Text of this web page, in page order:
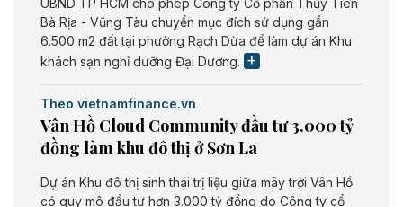
Bà Rịa - Vũng Tàu chuyển mục đích sử dụng gần
6.500 m2 đất tại phường Rạch Dừa để làm dự án Khu
khách sạn nghỉ dưỡng Đại Dương.
Theo vietnamfinance.vn
Vân Hồ Cloud Community đầu tư 3.000 tỷ
đồng làm khu đô thị ở Sơn La
Dự án Khu đô thị sinh thái trị liệu giữa mây trời Vân Hồ
có quy mô đầu tư hơn 3.000 tỷ đồng do Công ty cổ